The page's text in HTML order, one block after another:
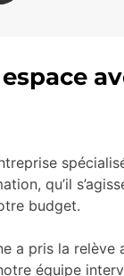
qu’il
budget.
a pris la
équipe